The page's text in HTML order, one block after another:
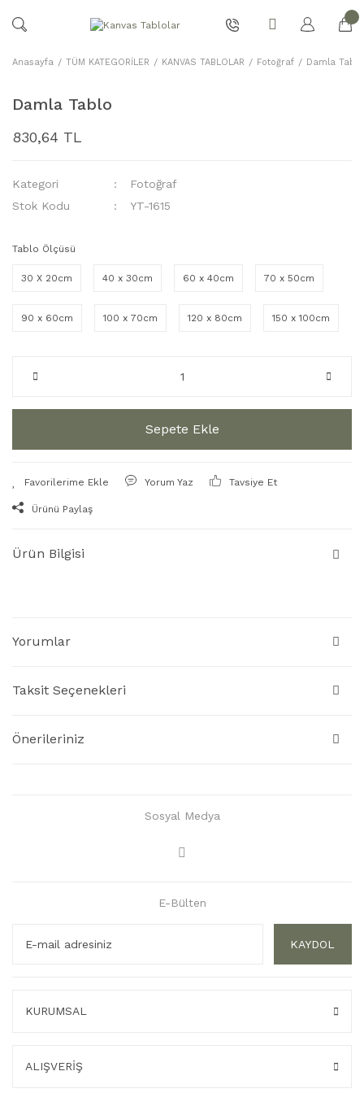
Anasayfa TÜM KATEGORİLER KANVAS TABLOLAR Fotoğraf Damla Tablo
Damla Tablo
830,64 TL
Kategori
Fotoğraf
Stok Kodu
YT-1615
Tablo Ölçüsü
30 X 20cm 40 x 30cm 60 x 40cm 70 x 50cm
90 x 60cm 100 x 70cm 120 x 80cm 150 x 100cm
Sepete Ekle
Yorum Yaz Tavsiye Et
Ürünü Paylaş
Ürün Bilgisi
Yorumlar
Taksit Seçenekleri
Önerileriniz
Sosyal Medya
E-Bülten
KAYDOL
KURUMSAL
ALIŞVERİŞ